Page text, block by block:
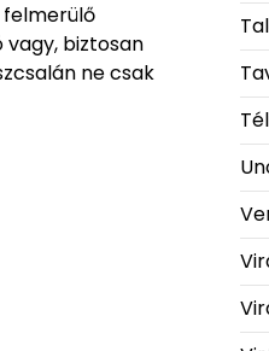
felmerülő
biztosan
ne csak